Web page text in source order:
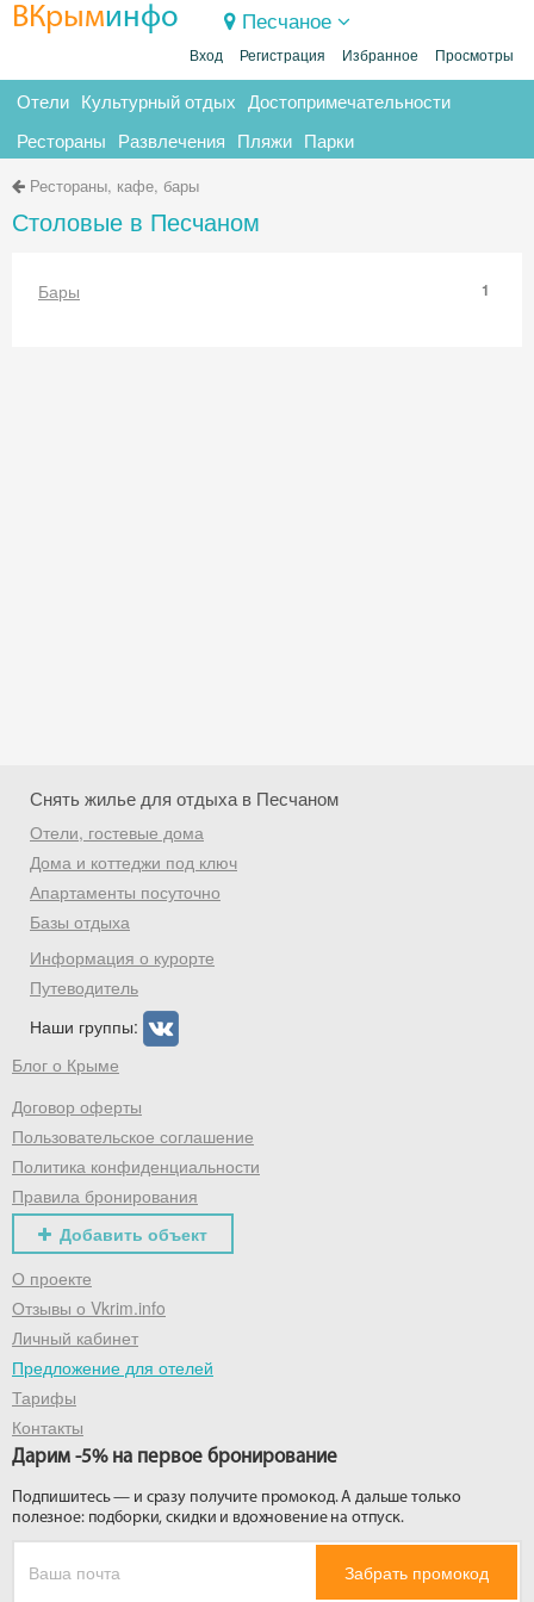
ВКрыминфо Песчаное
Вход Регистрация Избранное Просмотры
Отели Культурный отдых Достопримечательности
Рестораны Развлечения Пляжи Парки
Рестораны, кафе, бары
Столовые в Песчаном
Бары 1
Снять жилье для отдыха в Песчаном
Отели, гостевые дома
Дома и коттеджи под ключ
Апартаменты посуточно
Базы отдыха
Информация о курорте
Путеводитель
Наши группы:
Блог о Крыме
Договор оферты
Пользовательское соглашение
Политика конфиденциальности
Правила бронирования
Добавить объект
О проекте
Отзывы о Vkrim.info
Личный кабинет
Предложение для отелей
Тарифы
Контакты
Дарим -5% на первое бронирование
Подпишитесь — и сразу получите промокод. А дальше только
полезное: подборки, скидки и вдохновение на отпуск.
Забрать промокод
Скидка −5%
Хочешь дешевле? Оставь почту и получи
промокод на первое бронирование!